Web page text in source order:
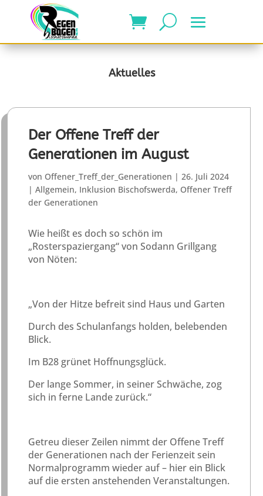
Aktuelles
Der Offene Treff der
Generationen im August
von Offener_Treff_der_Generationen |26. Juli 2024
|Allgemein, Inklusion Bischofswerda, Offener Treff
der Generationen
Wie heißt es doch so schön im
„Rosterspaziergang“ von Sodann Grillgang
von Nöten:
„Von der Hitze befreit sind Haus und Garten
Durch des Schulanfangs holden, belebenden
Blick.
Im B28 grünet Hoffnungsglück.
Der lange Sommer, in seiner Schwäche, zog
sich in ferne Lande zurück.“
Getreu dieser Zeilen nimmt der Offene Treff
der Generationen nach der Ferienzeit sein
Normalprogramm wieder auf – hier ein Blick
auf die ersten anstehenden Veranstaltungen.